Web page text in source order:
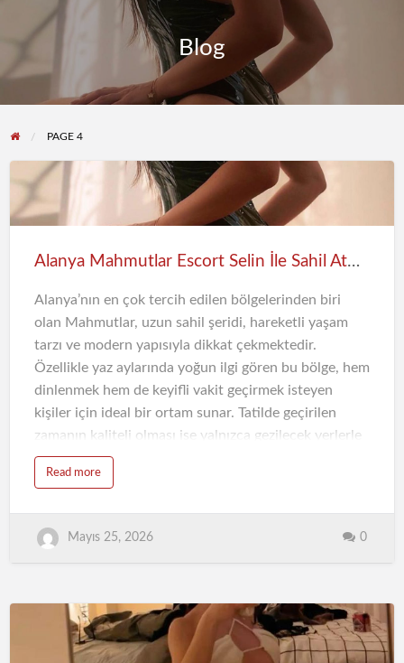
Blog
PAGE 4
Alanya Mahmutlar Escort Selin İle Sahil Atmosferinde Keyifli Anlar
Alanya’nın en çok tercih edilen bölgelerinden biri
olan Mahmutlar, uzun sahil şeridi, hareketli yaşam
tarzı ve modern yapısıyla dikkat çekmektedir.
Özellikle yaz aylarında yoğun ilgi gören bu bölge, hem
dinlenmek hem de keyifli vakit geçirmek isteyen
kişiler için ideal bir ortam sunar. Tatilde geçirilen
zamanın kaliteli olması ise yalnızca gezilecek yerlerle
değil, aynı zamanda oluşturulan atmosferle de
doğrudan bağlantılıdır. Bu noktada Alanya
tatil geçirmek isteyen kişiler için dikkat çeken
alternatiflerden biri haline gelmiştir.
Mahmutlar sahili, günün her saatinde canlı bir
atmosfere sahiptir. Sabah yürüyüşleri, deniz
kenarında geçirilen sakin saatler ve akşam saatlerinde
Read more
Mayıs 25, 2026 0